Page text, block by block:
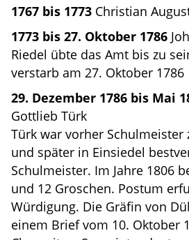
1767 bis 1773Christian
1773 bis 27. Oktober 1786
Riedel übte das Amt bis zu
verstarb am 27. Oktober 1786
29. Dezember 1786 bis Mai
Gottlieb Türk
Türk war vorher Schulmeister
und später in Einsiedel
Schulmeister. Im Jahre 1806
und 12 Groschen. Postum
Würdigung. Die Gräfin von
einem Brief vom 10. Oktober